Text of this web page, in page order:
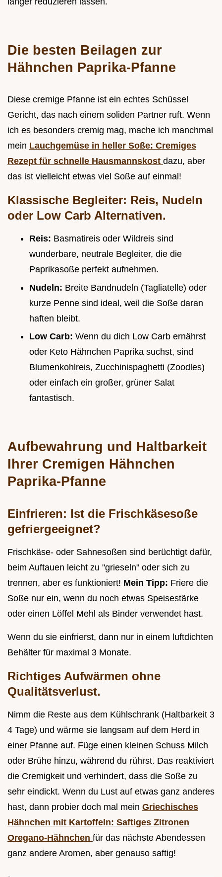
Die besten Beilagen zur
Hähnchen Paprika-Pfanne
Diese cremige Pfanne ist ein echtes Schüssel
Gericht, das nach einem soliden Partner ruft. Wenn
ich es besonders cremig mag, mache ich manchmal
mein Lauchgemüse in heller Soße: Cremiges
Rezept für schnelle Hausmannskost dazu, aber
das ist vielleicht etwas viel Soße auf einmal!
Klassische Begleiter: Reis, Nudeln
oder Low Carb Alternativen.
Reis: Basmatireis oder Wildreis sind
wunderbare, neutrale Begleiter, die die
Paprikasoße perfekt aufnehmen.
Nudeln: Breite Bandnudeln (Tagliatelle) oder
kurze Penne sind ideal, weil die Soße daran
haften bleibt.
Low Carb: Wenn du dich Low Carb ernährst
oder Keto Hähnchen Paprika suchst, sind
Blumenkohlreis, Zucchinispaghetti (Zoodles)
oder einfach ein großer, grüner Salat
fantastisch.
Aufbewahrung und Haltbarkeit
Ihrer Cremigen Hähnchen
Paprika-Pfanne
Einfrieren: Ist die Frischkäsesoße
gefriergeeignet?
Frischkäse- oder Sahnesoßen sind berüchtigt dafür,
beim Auftauen leicht zu "grieseln" oder sich zu
trennen, aber es funktioniert! Mein Tipp: Friere die
Soße nur ein, wenn du noch etwas Speisestärke
oder einen Löffel Mehl als Binder verwendet hast.
Wenn du sie einfrierst, dann nur in einem luftdichten
Behälter für maximal 3 Monate.
Richtiges Aufwärmen ohne
Qualitätsverlust.
Nimm die Reste aus dem Kühlschrank (Haltbarkeit 3
4 Tage) und wärme sie langsam auf dem Herd in
einer Pfanne auf. Füge einen kleinen Schuss Milch
oder Brühe hinzu, während du rührst. Das reaktiviert
die Cremigkeit und verhindert, dass die Soße zu
sehr eindickt. Wenn du Lust auf etwas ganz anderes
hast, dann probier doch mal mein Griechisches
Hähnchen mit Kartoffeln: Saftiges Zitronen
Oregano-Hähnchen für das nächste Abendessen
ganz andere Aromen, aber genauso saftig!